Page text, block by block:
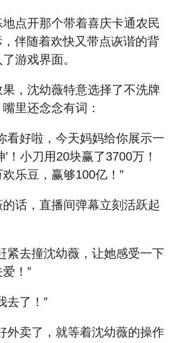
点开那个带着喜庆卡通农民
伴随着欢快又带点诙谐的背
游戏界面。
，沈幼薇特意选择了不洗牌
里还念念有词：
看好啦，今天妈妈给你展示一
’！小刀用20块赢了3700万！
乐豆，赢够100亿！”
话，直播间弹幕立刻活跃起
紧去撞沈幼薇，让她感受一下
！”
去了！”
外卖了，就等着沈幼薇的操作